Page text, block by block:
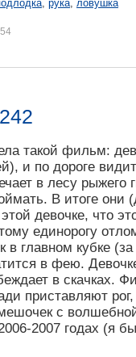
, рука, ловушка
такой фильм:
и по дороге
в лесу
В итоге
девочке, что
единорогу
в главном кубке
в фею.
в скачках.
приставляют
с
2007 годах (я